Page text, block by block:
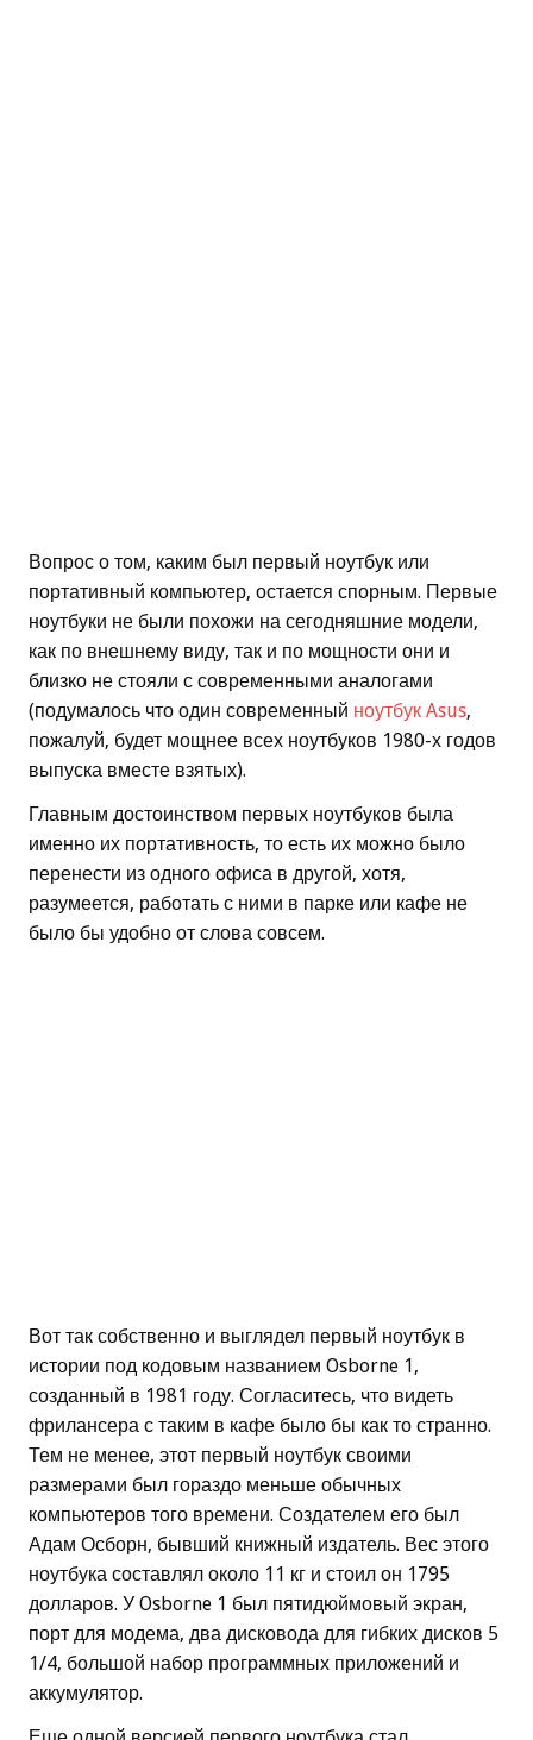
Вопрос о том, каким был первый ноутбук или
портативный компьютер, остается спорным. Первые
ноутбуки не были похожи на сегодняшние модели,
как по внешнему виду, так и по мощности они и
близко не стояли с современными аналогами
(подумалось что один современный ноутбук Asus,
пожалуй, будет мощнее всех ноутбуков 1980-х годов
выпуска вместе взятых).
Главным достоинством первых ноутбуков была
именно их портативность, то есть их можно было
перенести из одного офиса в другой, хотя,
разумеется, работать с ними в парке или кафе не
было бы удобно от слова совсем.
Вот так собственно и выглядел первый ноутбук в
истории под кодовым названием Osborne 1,
созданный в 1981 году. Согласитесь, что видеть
фрилансера с таким в кафе было бы как то странно.
Тем не менее, этот первый ноутбук своими
размерами был гораздо меньше обычных
компьютеров того времени. Создателем его был
Адам Осборн, бывший книжный издатель. Вес этого
ноутбука составлял около 11 кг и стоил он 1795
долларов. У Osborne 1 был пятидюймовый экран,
порт для модема, два дисковода для гибких дисков 5
1/4, большой набор программных приложений и
аккумулятор.